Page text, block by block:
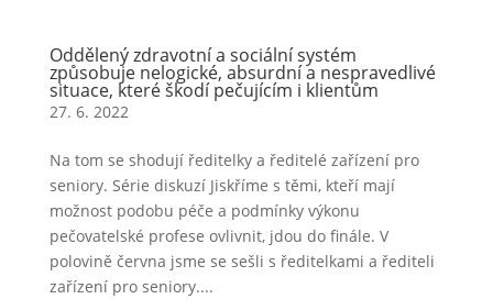
Oddělený zdravotní a sociální systém
způsobuje nelogické, absurdní a nespravedlivé
situace, které škodí pečujícím i klientům
27. 6. 2022
Na tom se shodují ředitelky a ředitelé zařízení pro
seniory. Série diskuzí Jiskříme s těmi, kteří mají
možnost podobu péče a podmínky výkonu
pečovatelské profese ovlivnit, jdou do finále. V
polovině června jsme se sešli s ředitelkami a řediteli
zařízení pro seniory....